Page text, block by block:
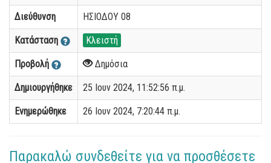
Διεύθυνση ΗΣΙΟΔΟΥ 08
Κατάσταση Κλειστή
Προβολή Δημόσια
Δημιουργήθηκε 25 Ιουν 2024, 11:52:56 π.μ.
Ενημερώθηκε 26 Ιουν 2024, 7:20:44 π.μ.
Παρακαλώ συνδεθείτε για να προσθέσετε